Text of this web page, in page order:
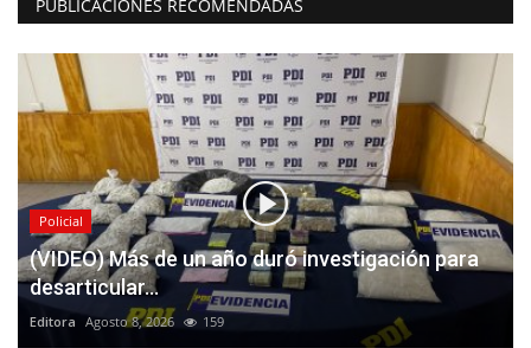
PUBLICACIONES RECOMENDADAS
Policial
(VIDEO) Más de un año duró investigación para
desarticular...
Editora Agosto 8, 2026 159